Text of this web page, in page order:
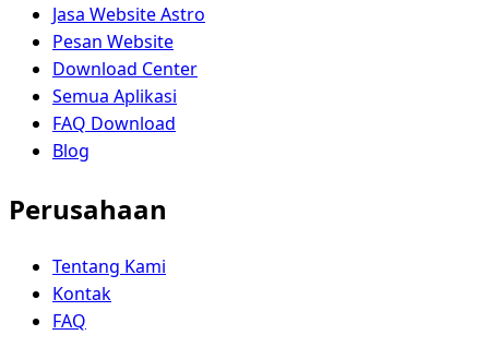
Jasa Website Astro
Pesan Website
Download Center
Semua Aplikasi
FAQ Download
Blog
Perusahaan
Tentang Kami
Kontak
FAQ